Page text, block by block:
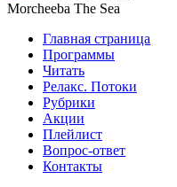
Morcheeba The Sea
Главная страница
Программы
Читать
Релакс. Потоки
Рубрики
Акции
Плейлист
Вопрос-ответ
Контакты